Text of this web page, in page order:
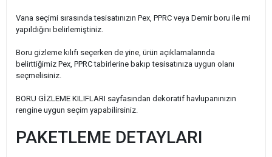
Vana seçimi sırasında tesisatınızın Pex, PPRC veya Demir boru ile mi
yapıldığını belirlemiştiniz.
Boru gizleme kılıfı seçerken de yine, ürün açıklamalarında
belirttiğimiz Pex, PPRC tabirlerine bakıp tesisatınıza uygun olanı
seçmelisiniz.
BORU GİZLEME KILIFLARI sayfasından dekoratif havlupanınızın
rengine uygun seçim yapabilirsiniz.
PAKETLEME DETAYLARI